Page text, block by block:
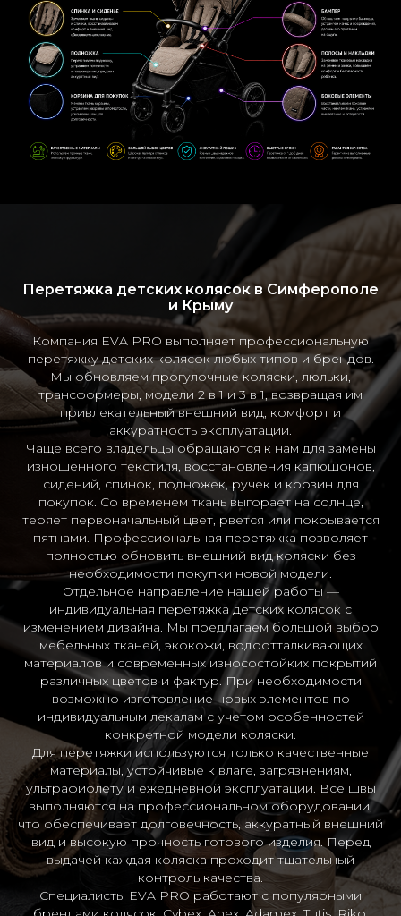
Перетяжка детских колясок в Симферополе
и Крыму
Компания EVA PRO выполняет профессиональную
перетяжку детских колясок любых типов и брендов.
Мы обновляем прогулочные коляски, люльки,
трансформеры, модели 2 в 1 и 3 в 1, возвращая им
привлекательный внешний вид, комфорт и
аккуратность эксплуатации.
Чаще всего владельцы обращаются к нам для замены
изношенного текстиля, восстановления капюшонов,
сидений, спинок, подножек, ручек и корзин для
покупок. Со временем ткань выгорает на солнце,
теряет первоначальный цвет, рвется или покрывается
пятнами. Профессиональная перетяжка позволяет
полностью обновить внешний вид коляски без
необходимости покупки новой модели.
Отдельное направление нашей работы —
индивидуальная перетяжка детских колясок с
изменением дизайна. Мы предлагаем большой выбор
мебельных тканей, экокожи, водоотталкивающих
материалов и современных износостойких покрытий
различных цветов и фактур. При необходимости
возможно изготовление новых элементов по
индивидуальным лекалам с учетом особенностей
конкретной модели коляски.
Для перетяжки используются только качественные
материалы, устойчивые к влаге, загрязнениям,
ультрафиолету и ежедневной эксплуатации. Все швы
выполняются на профессиональном оборудовании,
что обеспечивает долговечность, аккуратный внешний
вид и высокую прочность готового изделия. Перед
выдачей каждая коляска проходит тщательный
контроль качества.
Специалисты EVA PRO работают с популярными